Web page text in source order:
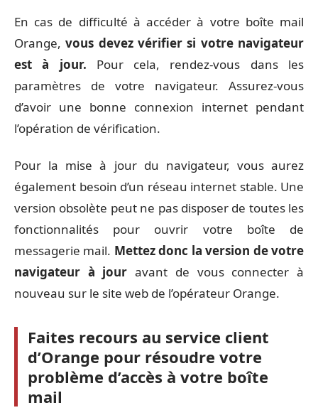
En cas de difficulté à accéder à votre boîte mail
Orange,vous devez vérifier si votre navigateur
est à jour. Pour cela, rendez-vous dans les
paramètres de votre navigateur. Assurez-vous
d’avoir une bonne connexion internet pendant
l’opération de vérification.
Pour la mise à jour du navigateur, vous aurez
également besoin d’un réseau internet stable. Une
version obsolète peut ne pas disposer de toutes les
fonctionnalités pour ouvrir votre boîte de
messagerie mail. Mettez donc la version de votre
navigateur à jouravant de vous connecter à
nouveau sur le site web de l’opérateur Orange.
Faites recours au service client
d’Orange pour résoudre votre
problème d’accès à votre boîte
mail